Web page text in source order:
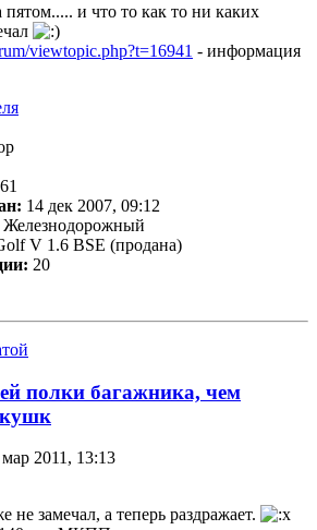
пятом..... и что то как то ни каких
viewtopic.php?t=16941 - информация
14 дек 2007, 09:12
V 1.6 BSE (продана)
20
полки багажника, чем
2011, 13:13
не замечал, а теперь раздражает.